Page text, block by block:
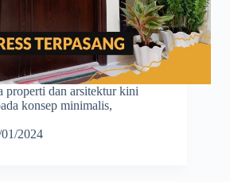
properti dan arsitektur kini
konsep minimalis,
2024